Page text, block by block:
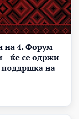
на 4. Форум
– ќе се одржи
поддршка на